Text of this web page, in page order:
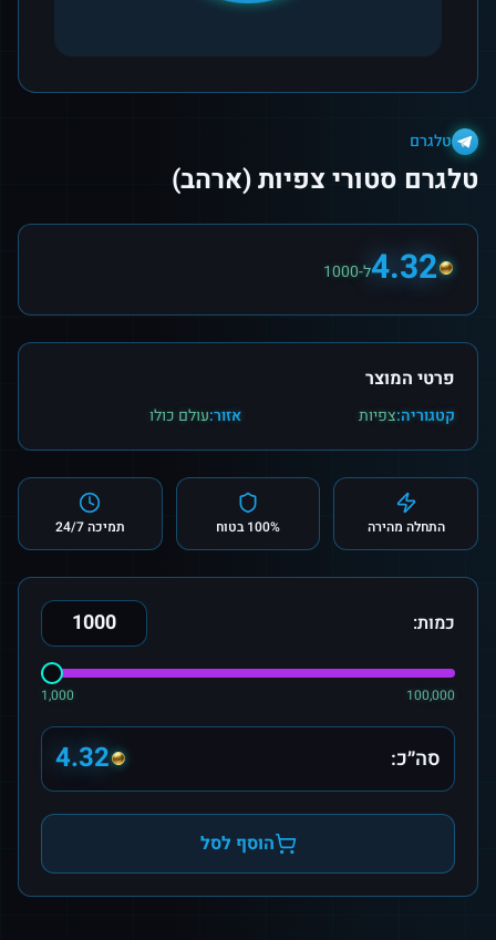
טלגרם
טלגרם סטורי צפיות (ארהב)
4.32ל-1000
פרטי המוצר
קטגוריה:צפיות אזור:עולם כולו
התחלה מהירה 100% בטוח תמיכה 24/7
כמות:
1,000 100,000
סה״כ: 4.32
הוסף לסל